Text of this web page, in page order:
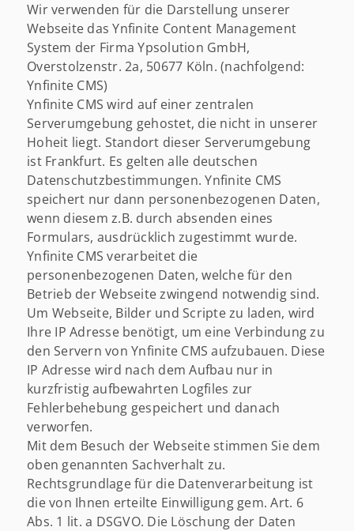
Wir verwenden für die Darstellung unserer
Webseite das Ynfinite Content Management
System der Firma Ypsolution GmbH,
Overstolzenstr. 2a, 50677 Köln. (nachfolgend:
Ynfinite CMS)
Ynfinite CMS wird auf einer zentralen
Serverumgebung gehostet, die nicht in unserer
Hoheit liegt. Standort dieser Serverumgebung
ist Frankfurt. Es gelten alle deutschen
Datenschutzbestimmungen. Ynfinite CMS
speichert nur dann personenbezogenen Daten,
wenn diesem z.B. durch absenden eines
Formulars, ausdrücklich zugestimmt wurde.
Ynfinite CMS verarbeitet die
personenbezogenen Daten, welche für den
Betrieb der Webseite zwingend notwendig sind.
Um Webseite, Bilder und Scripte zu laden, wird
Ihre IP Adresse benötigt, um eine Verbindung zu
den Servern von Ynfinite CMS aufzubauen. Diese
IP Adresse wird nach dem Aufbau nur in
kurzfristig aufbewahrten Logfiles zur
Fehlerbehebung gespeichert und danach
verworfen.
Mit dem Besuch der Webseite stimmen Sie dem
oben genannten Sachverhalt zu.
Rechtsgrundlage für die Datenverarbeitung ist
die von Ihnen erteilte Einwilligung gem. Art. 6
Abs. 1 lit. a DSGVO. Die Löschung der Daten